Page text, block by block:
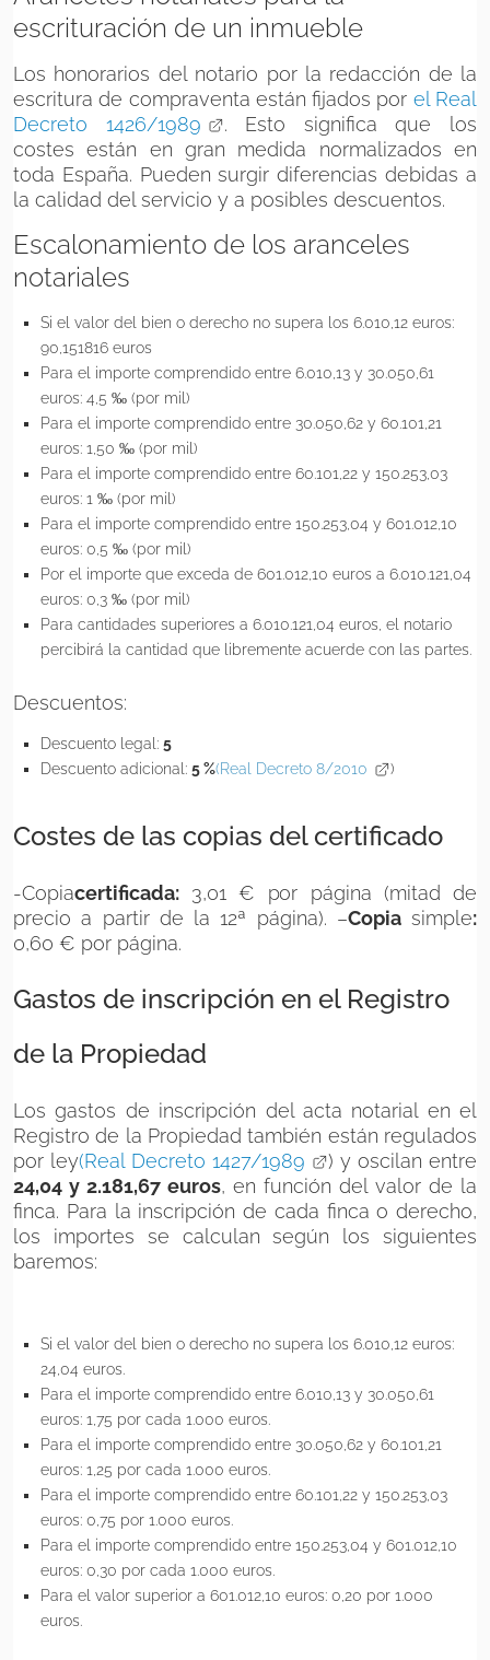
escrituración de un inmueble
Los honorarios del notario por la redacción de la
escritura de compraventa están fijados por el Real
Decreto 1426/1989
. Esto significa que los
costes están en gran medida normalizados en
toda España. Pueden surgir diferencias debidas a
la calidad del servicio y a posibles descuentos.
Escalonamiento de los aranceles
notariales
Si el valor del bien o derecho no supera los 6.010,12 euros:
90,151816 euros
Para el importe comprendido entre 6.010,13 y 30.050,61
euros: 4,5 ‰ (por mil)
Para el importe comprendido entre 30.050,62 y 60.101,21
euros: 1,50 ‰ (por mil)
Para el importe comprendido entre 60.101,22 y 150.253,03
euros: 1 ‰ (por mil)
Para el importe comprendido entre 150.253,04 y 601.012,10
euros: 0,5 ‰ (por mil)
Por el importe que exceda de 601.012,10 euros a 6.010.121,04
euros: 0,3 ‰ (por mil)
Para cantidades superiores a 6.010.121,04 euros, el notario
percibirá la cantidad que libremente acuerde con las partes.
Descuentos:
Descuento legal: 5
Descuento adicional: 5 %(Real Decreto 8/2010 )
Costes de las copias del certificado
-Copiacertificada: 3,01 € por página (mitad de
precio a partir de la 12ª página). –Copiasimple:
0,60 € por página.
Gastos de inscripción en el Registro
de la Propiedad
Los gastos de inscripción del acta notarial en el
Registro de la Propiedad también están regulados
por ley(Real Decreto 1427/1989
) y oscilan entre
24,04 y 2.181,67 euros, en función del valor de la
finca. Para la inscripción de cada finca o derecho,
los importes se calculan según los siguientes
baremos:
Si el valor del bien o derecho no supera los 6.010,12 euros:
24,04 euros.
Para el importe comprendido entre 6.010,13 y 30.050,61
euros: 1,75 por cada 1.000 euros.
Para el importe comprendido entre 30.050,62 y 60.101,21
euros: 1,25 por cada 1.000 euros.
Para el importe comprendido entre 60.101,22 y 150.253,03
euros: 0,75 por 1.000 euros.
Para el importe comprendido entre 150.253,04 y 601.012,10
euros: 0,30 por cada 1.000 euros.
Para el valor superior a 601.012,10 euros: 0,20 por 1.000
euros.